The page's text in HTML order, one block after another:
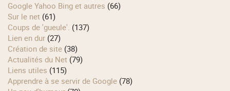
Google Yahoo Bing et autres (66)
Sur le net (61)
Coups de 'gueule'. (137)
Lien en dur (27)
Création de site (38)
Actualités du Net (79)
Liens utiles (115)
Apprendre à se servir de Google (78)